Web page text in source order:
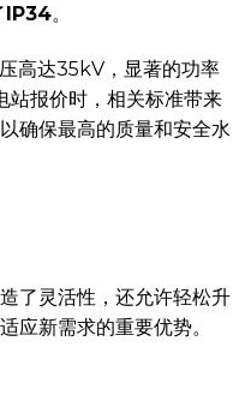
IP34。
高达35kV，显著的功率
报价时，相关标准带来
确保最高的质量和安全水
了灵活性，还允许轻松升
应新需求的重要优势。